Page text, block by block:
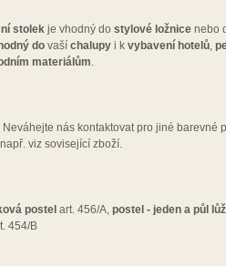
stolek je vhodný do stylové ložnice nebo
do vaší chalupy i k vybavení hotelů,
materiálům.
Neváhejte nás kontaktovat pro jiné barevné
např. viz sovisející zboží.
postel art. 456/A, postel - jeden a půl
454/B